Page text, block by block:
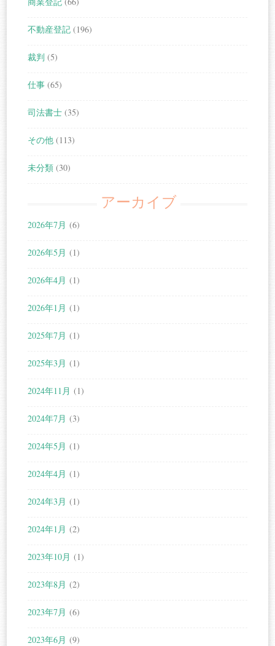
不動産登記 (196)
裁判 (5)
仕事 (65)
司法書士 (35)
その他 (113)
未分類 (30)
アーカイブ
2026年7月 (6)
2026年5月 (1)
2026年4月 (1)
2026年1月 (1)
2025年7月 (1)
2025年3月 (1)
2024年11月 (1)
2024年7月 (3)
2024年5月 (1)
2024年4月 (1)
2024年3月 (1)
2024年1月 (2)
2023年10月 (1)
2023年8月 (2)
2023年7月 (6)
2023年6月 (9)